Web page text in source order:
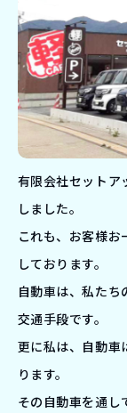
有限会社セットア
しました。
これも、お客様
しております。
自動車は、私た
交通手段です。
更に私は、自動車
ります。
その自動車を通し